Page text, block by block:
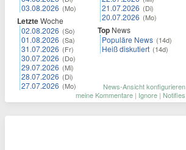
03.08.2026 (Mo)
LetzteWoche
02.08.2026 (So)
01.08.2026 (Sa)
31.07.2026 (Fr)
30.07.2026 (Do)
29.07.2026 (Mi)
28.07.2026 (Di)
27.07.2026 (Mo)
21.07.2026 (Di)
20.07.2026 (Mo)
Top News
Populäre News (14d)
Heiß diskutiert (14d)
News-Ansicht konfigurieren
meine Kommentare | Ignore | Notifies